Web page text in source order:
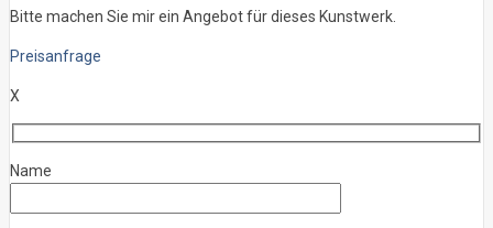
Bitte machen Sie mir ein Angebot für dieses Kunstwerk.
Preisanfrage
X
Name